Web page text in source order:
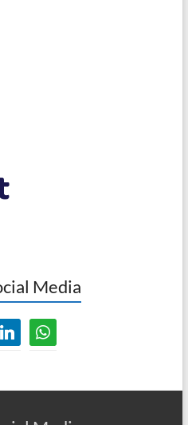
Media
linkedinwhatsapp